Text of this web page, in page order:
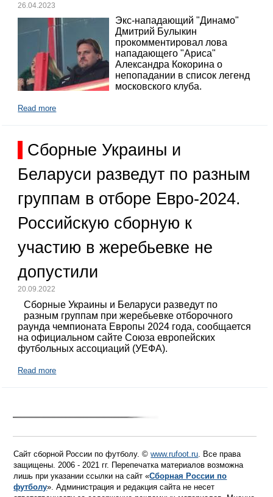
26.04.2023
Экс-нападающий "Динамо"
Дмитрий Булыкин
прокомментировал лова
нападающего "Ариса"
Александра Кокорина о
непопадании в список легенд
московского клуба.
Read more
Сборные Украины и
Беларуси разведут по разным
группам в отборе Евро-2024.
Российскую сборную к
участию в жеребьевке не
допустили
20.09.2022
Сборные Украины и Беларуси разведут по
разным группам при жеребьевке отборочного
раунда чемпионата Европы 2024 года, сообщается
на официальном сайте Союза европейских
футбольных ассоциаций (УЕФА).
Read more
Сайт сборной России по футболу. ©www.rufoot.ru. Все права
защищены. 2006 - 2021 гг. Перепечатка материалов возможна
лишь при указании ссылки на сайт «Сборная России по
футболу». Администрация и редакция сайта не несет